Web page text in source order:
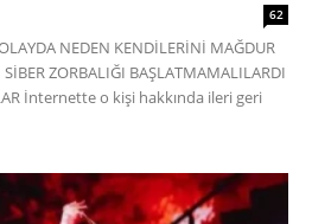
62
NEDEN KENDİLERİNİ MAĞDUR
ZORBALIĞI BAŞLATMAMALILARDI
İnternette o kişi hakkında ileri geri